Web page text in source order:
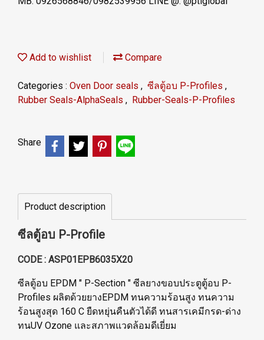
Add to wishlist Compare
Categories : Oven Door seals , ซีลตู้อบ P-Profiles ,
Rubber Seals-AlphaSeals , Rubber-Seals-P-Profiles
Share
Product description
ซีลตู้อบ P-Profile
CODE : ASP01EPB6035X20
ซีลตู้อบ EPDM " P-Section " ซีลยางขอบประตูตู้อบ P-
Profiles ผลิตด้วยยางEPDM ทนความร้อนสูง ทนความ
ร้อนสูงสุด 160 C ยืดหยุ่นคืนตัวได้ดี ทนสารเคมีกรด-ด่าง
ทนUV Ozone และสภาพแวดล้อมดีเยี่ยม